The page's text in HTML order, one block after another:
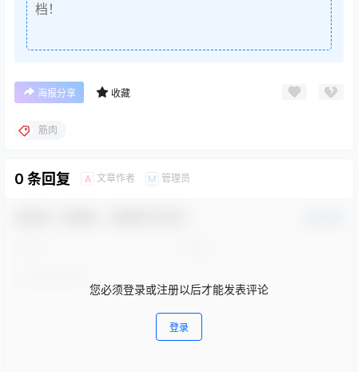
档！
海报分享 收藏
筋肉
0 条回复 A 文章作者 M 管理员
您必须登录或注册以后才能发表评论
登录